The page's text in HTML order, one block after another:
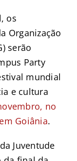
os
Organização
serão
Party
mundial
e cultura
no
Goiânia.
Juventude